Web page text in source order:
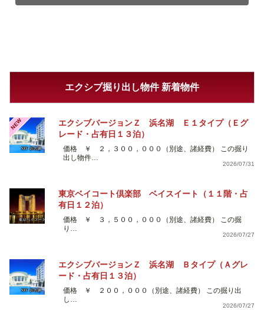
エクシブ掘り出し物件 新着物件
NEW
エクシブバージョンＺ 浜名湖 Ｅ１タイプ（Ｅグ
レード・占有日１３泊）
価格 ￥ ２，３００，０００（別途、諸経費） この掘り
出し物件…
2026/07/31
東京ベイコート倶楽部 ベイスイート（１１階・占
有日１２泊）
価格 ￥ ３，５００，０００（別途、諸経費） この掘
り…
2026/07/27
エクシブバージョンＺ 浜名湖 Ｂタイプ（Ａグレ
ード・占有日１３泊）
価格 ￥ ２００，０００（別途、諸経費） この掘り出
し…
2026/07/27